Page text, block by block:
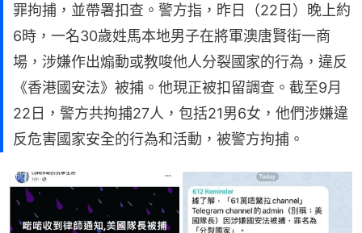
罪拘捕，並帶署扣查。警方指，昨日（22日）晚上約
6時，一名30歲姓馬本地男子在將軍澳唐賢街一商
場，涉嫌作出煽動或教唆他人分裂國家的行為，違反
《香港國安法》被捕。他現正被扣留調查。截至9月
22日，警方共拘捕27人，包括21男6女，他們涉嫌違
反危害國家安全的行為和活動，被警方拘捕。